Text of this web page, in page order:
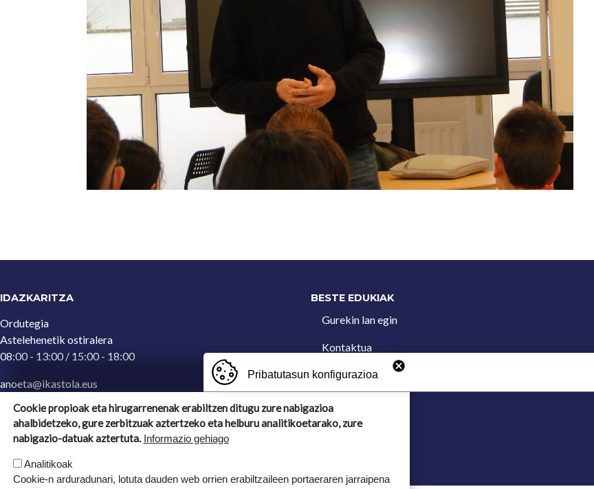
IDAZKARITZA
Ordutegia
Astelehenetik ostiralera
08:00 - 13:00 / 15:00 - 18:00
anoeta@ikastola.eus
Ergoien, 5
20270, Anoeta, Gipuzkoa
BESTE EDUKIAK
Gurekin lan egin
Kontaktua
Iradokizun postontzia
Pribatutasun konfigurazioa
Cookie propioak eta hirugarrenenak erabiltzen ditugu zure nabigazioa
ahalbidetzeko, gure zerbitzuak aztertzeko eta helburu analitikoetarako, zure
nabigazio-datuak aztertuta. Informazio gehiago
Analitikoak
Cookie-n arduradunari, lotuta dauden web orrien erabiltzaileen portaeraren jarraipena